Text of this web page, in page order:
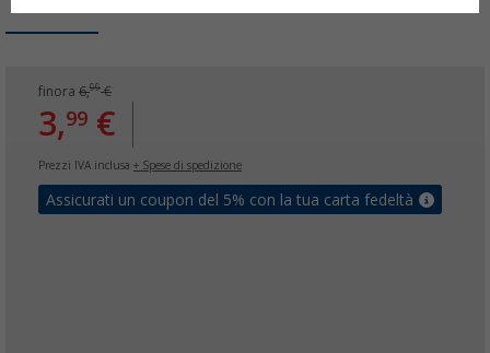
finora 6,99€
3,99 €
Prezzi IVA inclusa + Spese di spedizione
Assicurati un coupon del 5% con la tua carta fedeltà